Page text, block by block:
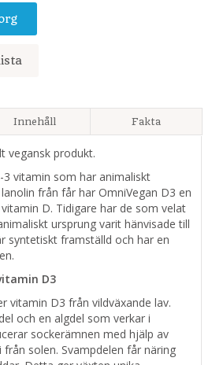
Innehåll Fakta
vegansk produkt.
vitamin som har animaliskt
från får har OmniVegan D3 en
D. Tidigare har de som velat
ursprung varit hänvisade till
syntetiskt framställd och har en
D3
vitamin D3 från vildväxande lav.
och en algdel som verkar i
sockerämnen med hjälp av
solen. Svampdelen får näring